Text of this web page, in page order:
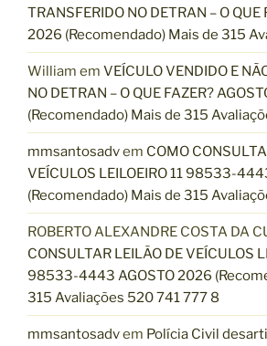
TRANSFERIDO NO DETRAN – O QUE
2026 (Recomendado) Mais de 315
William em VEÍCULO VENDIDO E
NO DETRAN – O QUE FAZER?
(Recomendado) Mais de 315
mmsantosadvem COMO
VEÍCULOS LEILOEIRO 11 98533-
(Recomendado) Mais de 315
ROBERTO ALEXANDRE COSTA DA
CONSULTAR LEILÃO DE VEÍCULOS
98533-4443 AGOSTO 2026
315 Avaliações 520 741 777 8
mmsantosadvem Polícia Civil